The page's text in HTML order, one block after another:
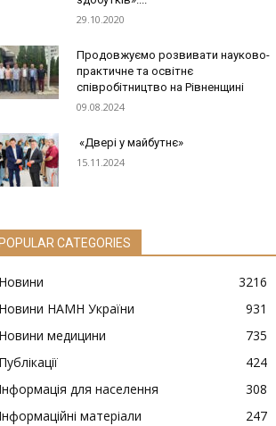
29.10.2020
Продовжуємо розвивати науково-
практичне та освітнє
співробітництво на Рівненщині
09.08.2024
«Двері у майбутнє»
15.11.2024
POPULAR CATEGORIES
Новини
3216
Новини НАМН України
931
Новини медицини
735
Публікації
424
Інформація для населення
308
Інформаційні матеріали
247